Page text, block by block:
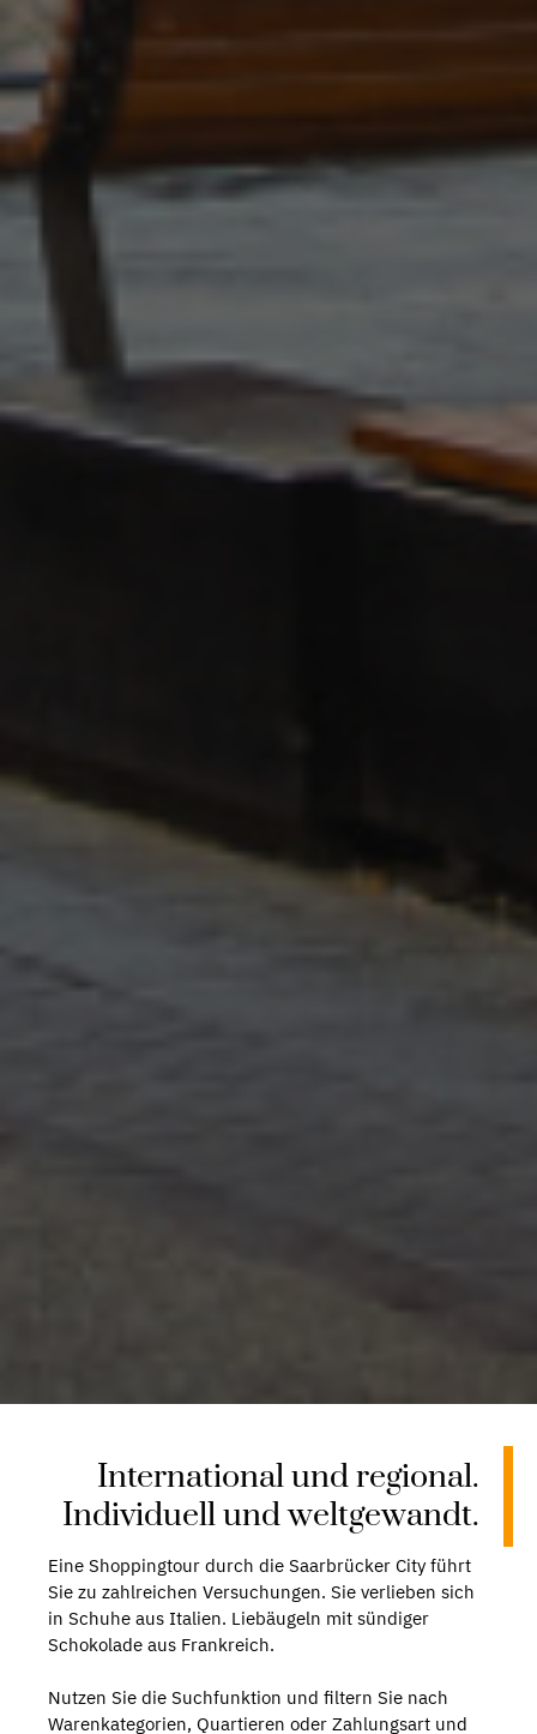
International und regional.
Individuell und weltgewandt.
Eine Shoppingtour durch die Saarbrücker City führt
Sie zu zahlreichen Versuchungen. Sie verlieben sich
in Schuhe aus Italien. Liebäugeln mit sündiger
Schokolade aus Frankreich.
Nutzen Sie die Suchfunktion und filtern Sie nach
Warenkategorien, Quartieren oder Zahlungsart und